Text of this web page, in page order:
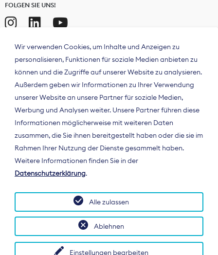
FOLGEN SIE UNS!
Der Bundesverband Digitalpublisher und
Zeitungsverleger (BDZV) vertritt als
Spitzenorganisation die Interessen der
Deutschland und auf EU-Ebene.
Wir verwenden Cookies, um Inhalte und Anzeigen zu
personalisieren, Funktionen für soziale Medien anbieten zu
können und die Zugriffe auf unserer Website zu analysieren.
Außerdem geben wir Informationen zu Ihrer Verwendung
unserer Website an unsere Partner für soziale Medien,
Werbung und Analysen weiter. Unsere Partner führen diese
Informationen möglicherweise mit weiteren Daten
zusammen, die Sie ihnen bereitgestellt haben oder die sie im
Rahmen Ihrer Nutzung der Dienste gesammelt haben.
Weitere Informationen finden Sie in der
Datenschutzerklärung.
Einstellungen bearbeiten
Ablehnen
Alle zulassen